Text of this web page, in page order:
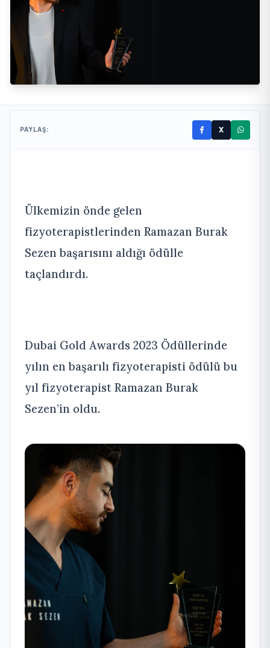
PAYLAŞ: X
Ülkemizin önde gelen
fizyoterapistlerinden Ramazan Burak
Sezen başarısını aldığı ödülle
taçlandırdı.
Dubai Gold Awards 2023 Ödüllerinde
yılın en başarılı fizyoterapisti ödülü bu
yıl fizyoterapist Ramazan Burak
Sezen’in oldu.